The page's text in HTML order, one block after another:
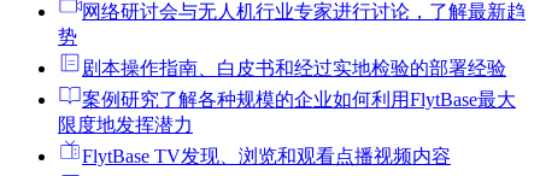
网络研讨会与无人机行业专家进行讨论，了解最新趋
势
剧本操作指南、白皮书和经过实地检验的部署经验
案例研究了解各种规模的企业如何利用FlytBase最大
限度地发挥潜力
FlytBase TV发现、浏览和观看点播视频内容